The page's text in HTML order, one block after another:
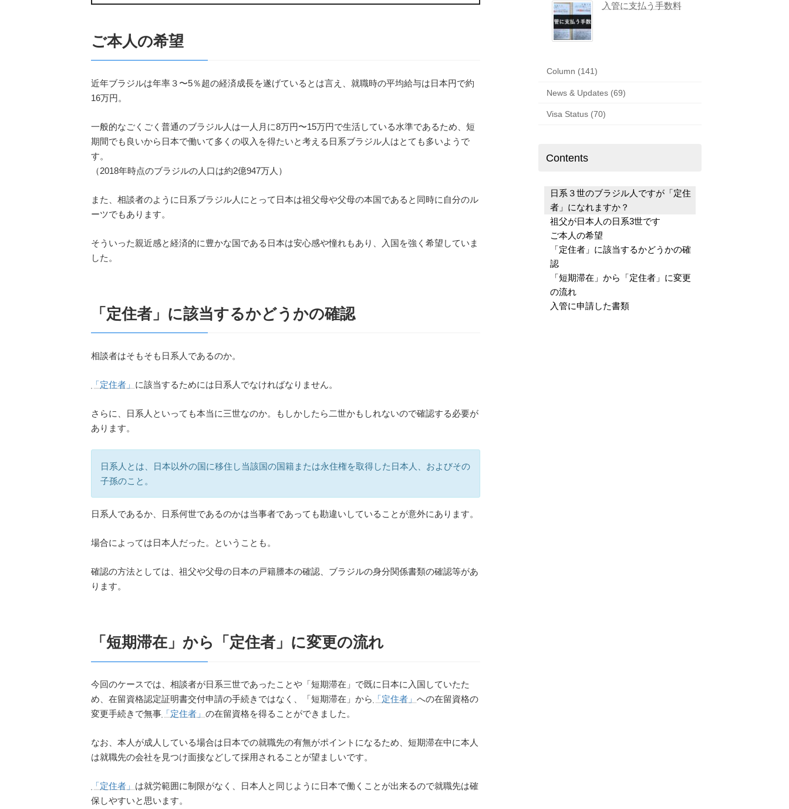
ご本人の希望
近年ブラジルは年率３〜5％超の経済成長を遂げているとは言え、就職時の平均給与は日本円で約
16万円。
一般的なごくごく普通のブラジル人は一人月に8万円〜15万円で生活している水準であるため、短
期間でも良いから日本で働いて多くの収入を得たいと考える日系ブラジル人はとても多いようで
す。
（2018年時点のブラジルの人口は約2億947万人）
また、相談者のように日系ブラジル人にとって日本は祖父母や父母の本国であると同時に自分のル
ーツでもあります。
そういった親近感と経済的に豊かな国である日本は安心感や憧れもあり、入国を強く希望していま
した。
「定住者」に該当するかどうかの確認
相談者はそもそも日系人であるのか。
「定住者」 に該当するためには日系人でなければなりません。
さらに、日系人といっても本当に三世なのか。もしかしたら二世かもしれないので確認する必要が
あります。
日系人とは、日本以外の国に移住し当該国の国籍または永住権を取得した日本人、およびその
子孫のこと。
日系人であるか、日系何世であるのかは当事者であっても勘違いしていることが意外にあります。
場合によっては日本人だった。ということも。
確認の方法としては、祖父や父母の日本の戸籍謄本の確認、ブラジルの身分関係書類の確認等があ
ります。
「短期滞在」から「定住者」に変更の流れ
今回のケースでは、相談者が日系三世であったことや「短期滞在」で既に日本に入国していたた
め、在留資格認定証明書交付申請の手続きではなく、「短期滞在」から
「定住者」への在留資格の
変更手続きで無事 「定住者」の在留資格を得ることができました。
なお、本人が成人している場合は日本での就職先の有無がポイントになるため、短期滞在中に本人
は就職先の会社を見つけ面接などして採用されることが望ましいです。
「定住者」 は就労範囲に制限がなく、日本人と同じように日本で働くことが出来るので就職先は確
保しやすいと思います。
入管に支払う手数料
Column (141)
News & Updates (69)
Visa Status (70)
Contents
日系３世のブラジル人ですが「定住
者」になれますか？
祖父が日本人の日系3世です
ご本人の希望
「定住者」に該当するかどうかの確
認
「短期滞在」から「定住者」に変更
の流れ
入管に申請した書類